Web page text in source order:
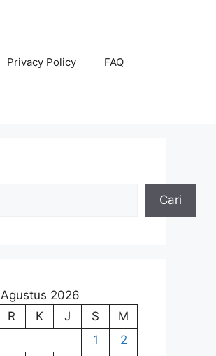
Privacy Policy FAQ
Cari
Agustus 2026
R K J S
M
1
2